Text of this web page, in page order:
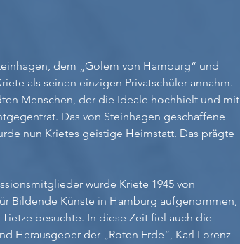
dem „Golem von Hamburg“ und
als seinen einzigen Privatschüler annahm.
Menschen, der die Ideale hochhielt und mit
Das von Steinhagen geschaffene
nun Krietes geistige Heimstatt. Das prägte
wurde Kriete 1945 von
Bildende Künste in Hamburg aufgenommen,
besuchte. In diese Zeit fiel auch die
Herausgeber der „Roten Erde“, Karl Lorenz